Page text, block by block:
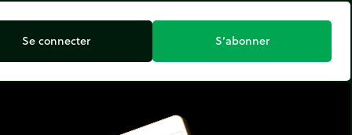
Se connecter S’abonner